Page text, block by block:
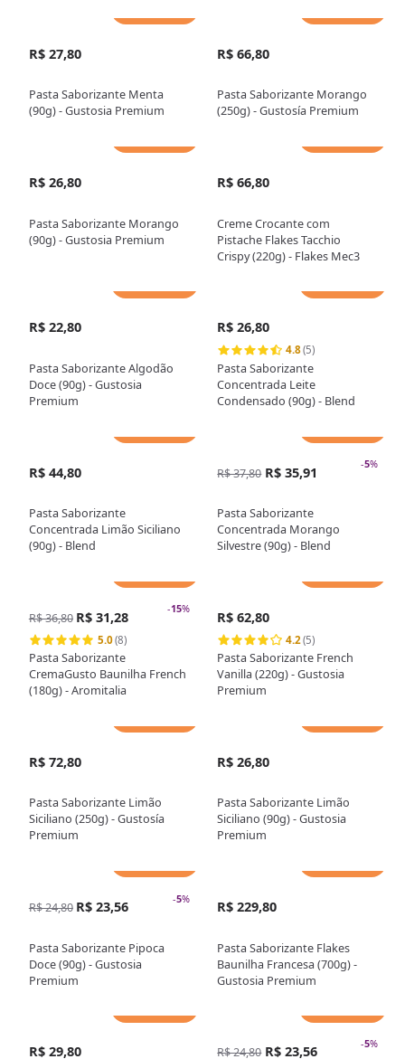
R$ 27,80
Pasta Saborizante Menta
(90g) - Gustosia Premium
R$ 66,80
Pasta Saborizante Morango
(250g) - Gustosía Premium
R$ 26,80
Pasta Saborizante Morango
(90g) - Gustosia Premium
R$ 66,80
Creme Crocante com
Pistache Flakes Tacchio
Crispy (220g) - Flakes Mec3
R$ 22,80
Pasta Saborizante Algodão
Doce (90g) - Gustosia
Premium
R$ 26,80
4.8(5)
Pasta Saborizante
Concentrada Leite
Condensado (90g) - Blend
R$ 44,80
Pasta Saborizante
Concentrada Limão Siciliano
(90g) - Blend
-5%
R$ 37,80 R$ 35,91
Pasta Saborizante
Concentrada Morango
Silvestre (90g) - Blend
-15%
R$ 36,80 R$ 31,28
5.0(8)
Pasta Saborizante
CremaGusto Baunilha French
(180g) - Aromitalia
R$ 62,80
4.2(5)
Pasta Saborizante French
Vanilla (220g) - Gustosia
Premium
R$ 72,80
Pasta Saborizante Limão
Siciliano (250g) - Gustosía
Premium
R$ 26,80
Pasta Saborizante Limão
Siciliano (90g) - Gustosia
Premium
-5%
R$ 24,80 R$ 23,56
Pasta Saborizante Pipoca
Doce (90g) - Gustosia
Premium
R$ 229,80
Pasta Saborizante Flakes
Baunilha Francesa (700g) -
Gustosia Premium
R$ 29,80 -5%
R$ 24,80 R$ 23,56